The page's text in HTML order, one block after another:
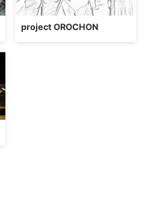
2014/10/14
project OROCHON